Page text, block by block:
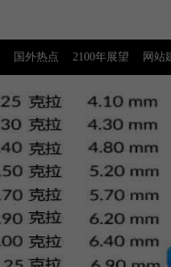
国外热点 2100年展望 网站
图片展示 留言板